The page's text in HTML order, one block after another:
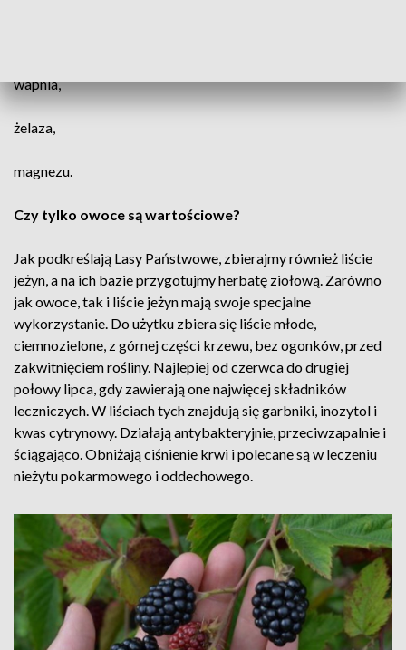
wapnia,
żelaza,
magnezu.
Czy tylko owoce są wartościowe?
Jak podkreślają Lasy Państwowe, zbierajmy również liście
jeżyn, a na ich bazie przygotujmy herbatę ziołową. Zarówno
jak owoce, tak i liście jeżyn mają swoje specjalne
wykorzystanie. Do użytku zbiera się liście młode,
ciemnozielone, z górnej części krzewu, bez ogonków, przed
zakwitnięciem rośliny. Najlepiej od czerwca do drugiej
połowy lipca, gdy zawierają one najwięcej składników
leczniczych. W liściach tych znajdują się garbniki, inozytol i
kwas cytrynowy. Działają antybakteryjnie, przeciwzapalnie i
ściągająco. Obniżają ciśnienie krwi i polecane są w leczeniu
nieżytu pokarmowego i oddechowego.